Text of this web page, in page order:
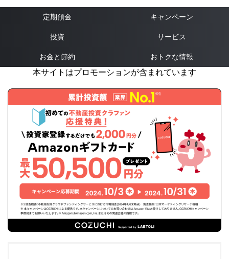
定期預金 キャンペーン
投資 サービス
お金と節約 おトクな情報
本サイトはプロモーションが含まれています